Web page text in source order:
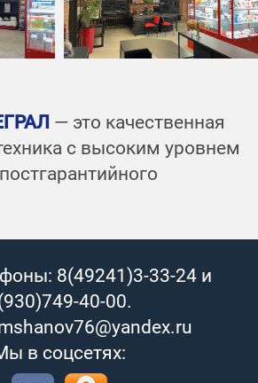
— это качественная
с высоким уровнем
8(49241)3-33-24 и
40-00.
в соцсетях: